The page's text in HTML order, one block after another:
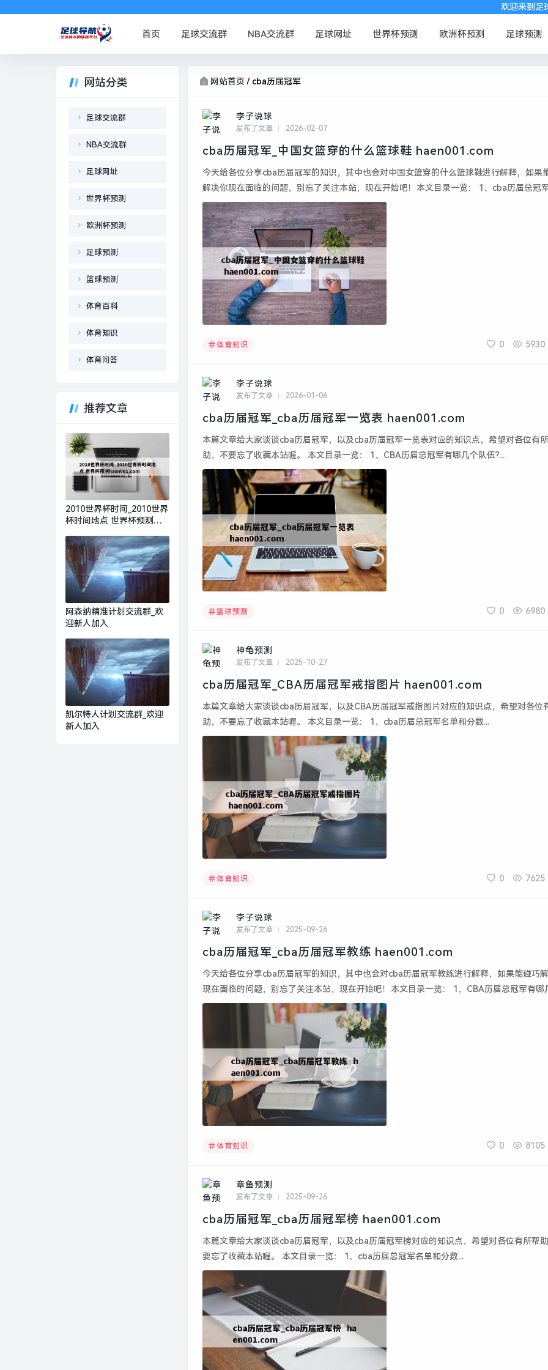
欢迎来到足球网址
首页 足球交流群 NBA交流群 足球网址 世界杯预测 欧洲杯预测 足球预测
网站首页 / cba历届冠军
李子说球
发布了文章 2026-02-07
cba历届冠军_中国女篮穿的什么篮球鞋 haen001.com
今天给各位分享cba历届冠军的知识，其中也会对中国女篮穿的什么篮球鞋进行解释，如果
解决你现在面临的问题，别忘了关注本站，现在开始吧！本文目录一览： 1、cba历届总冠
表...
体育知识 0 5930
李子说球
发布了文章 2026-01-06
cba历届冠军_cba历届冠军一览表 haen001.com
本篇文章给大家谈谈cba历届冠军，以及cba历届冠军一览表对应的知识点，希望对各位有
助，不要忘了收藏本站喔。 本文目录一览： 1、CBA历届总冠军有哪几个队伍?...
篮球预测 0 6980
神龟预测
发布了文章 2025-10-27
cba历届冠军_CBA历届冠军戒指图片 haen001.com
本篇文章给大家谈谈cba历届冠军，以及CBA历届冠军戒指图片对应的知识点，希望对各位
助，不要忘了收藏本站喔。 本文目录一览： 1、cba历届总冠军名单和分数...
体育知识 0 7625
李子说球
发布了文章 2025-09-26
cba历届冠军_cba历届冠军教练 haen001.com
今天给各位分享cba历届冠军的知识，其中也会对cba历届冠军教练进行解释，如果能碰巧
现在面临的问题，别忘了关注本站，现在开始吧！本文目录一览： 1、CBA历届总冠军有哪
伍?...
体育知识 0 8105
章鱼预测
发布了文章 2025-09-26
cba历届冠军_cba历届冠军榜 haen001.com
本篇文章给大家谈谈cba历届冠军，以及cba历届冠军榜对应的知识点，希望对各位有所帮
要忘了收藏本站喔。 本文目录一览： 1、cba历届总冠军名单和分数...
网站分类
足球交流群
NBA交流群
足球网址
世界杯预测
欧洲杯预测
足球预测
篮球预测
体育百科
体育知识
体育问答
推荐文章
2010世界杯时间_2010世界
杯时间地点 世界杯预测
阿森纳精准计划交流群_欢
迎新人加入
凯尔特人计划交流群_欢迎
新人加入